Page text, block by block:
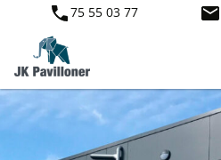
75 55 03 77